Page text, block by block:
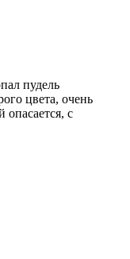
пудель
цвета, очень
с